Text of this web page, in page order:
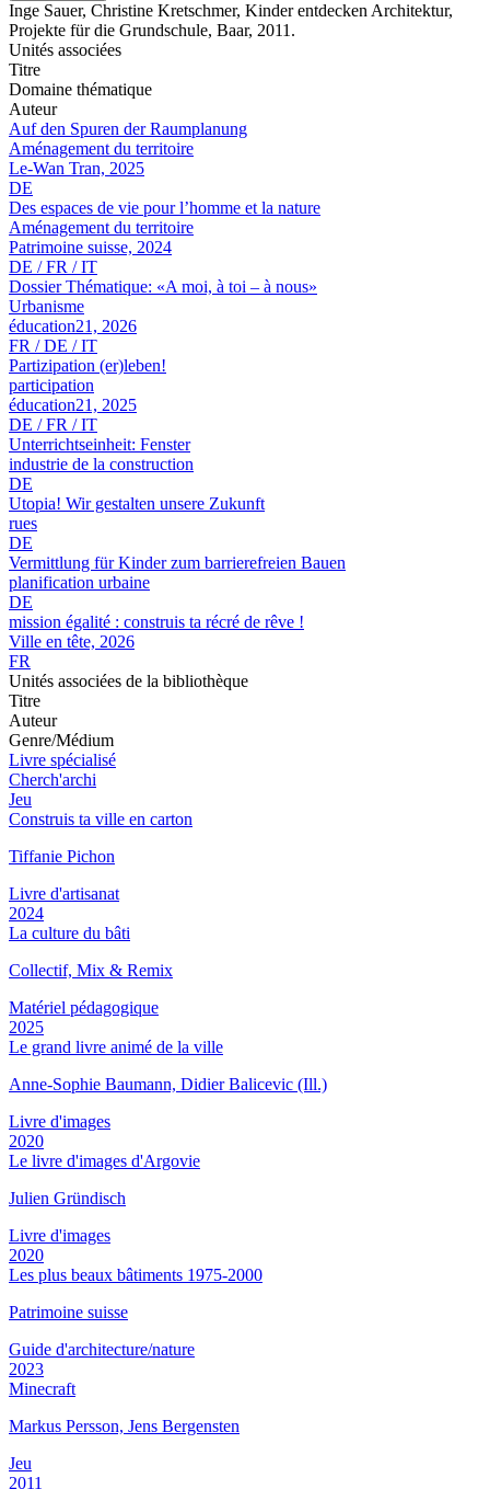
Inge Sauer, Christine Kretschmer, Kinder entdecken Architektur,
Projekte für die Grundschule, Baar, 2011.
Unités associées
Titre
Domaine thématique
Auteur
Auf den Spuren der Raumplanung
Aménagement du territoire
Le-Wan Tran, 2025
DE
Des espaces de vie pour l’homme et la nature
Aménagement du territoire
Patrimoine suisse, 2024
DE / FR / IT
Dossier Thématique: «A moi, à toi – à nous»
Urbanisme
éducation21, 2026
FR / DE / IT
Partizipation (er)leben!
participation
éducation21, 2025
DE / FR / IT
Unterrichtseinheit: Fenster
industrie de la construction
DE
Utopia! Wir gestalten unsere Zukunft
rues
DE
Vermittlung für Kinder zum barrierefreien Bauen
planification urbaine
DE
mission égalité : construis ta récré de rêve !
Ville en tête, 2026
FR
Unités associées de la bibliothèque
Titre
Auteur
Genre/Médium
Livre spécialisé
Cherch'archi
Jeu
Construis ta ville en carton
Tiffanie Pichon
Livre d'artisanat
2024
La culture du bâti
Collectif, Mix & Remix
Matériel pédagogique
2025
Le grand livre animé de la ville
Anne-Sophie Baumann, Didier Balicevic (Ill.)
Livre d'images
2020
Le livre d'images d'Argovie
Julien Gründisch
Livre d'images
2020
Les plus beaux bâtiments 1975-2000
Patrimoine suisse
Guide d'architecture/nature
2023
Minecraft
Markus Persson, Jens Bergensten
Jeu
2011